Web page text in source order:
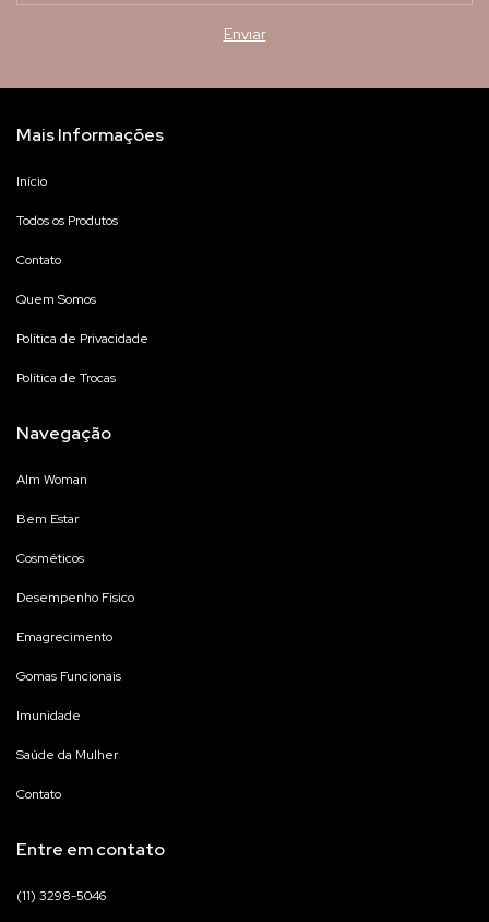
Mais Informações
Início
Todos os Produtos
Contato
Quem Somos
Política de Privacidade
Política de Trocas
Navegação
Alm Woman
Bem Estar
Cosméticos
Desempenho Físico
Emagrecimento
Gomas Funcionais
Imunidade
Saúde da Mulher
Contato
Entre em contato
(11) 3298-5046